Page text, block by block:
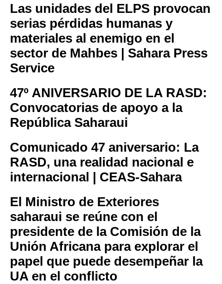
Las unidades del ELPS provocan
serias pérdidas humanas y
materiales al enemigo en el
sector de Mahbes | Sahara Press
Service
47º ANIVERSARIO DE LA RASD:
Convocatorias de apoyo a la
República Saharaui
Comunicado 47 aniversario: La
RASD, una realidad nacional e
internacional | CEAS-Sahara
El Ministro de Exteriores
saharaui se reúne con el
presidente de la Comisión de la
Unión Africana para explorar el
papel que puede desempeñar la
UA en el conflicto